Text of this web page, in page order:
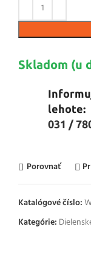
Skladom (u
lehote:
031 /
Porovnať
Katalógové číslo:
Kategórie: